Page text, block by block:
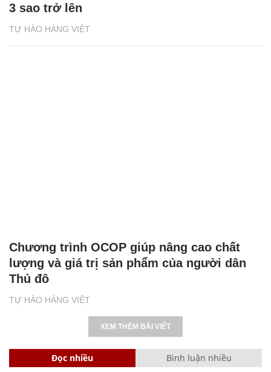
TỰ HÀO HÀNG VIỆT
3 sao trở lên
TỰ HÀO HÀNG VIỆT
Chương trình OCOP giúp nâng cao chất
lượng và giá trị sản phẩm của người dân
Thủ đô
XEM THÊM BÀI VIẾT
Đọc nhiều Bình luận nhiều